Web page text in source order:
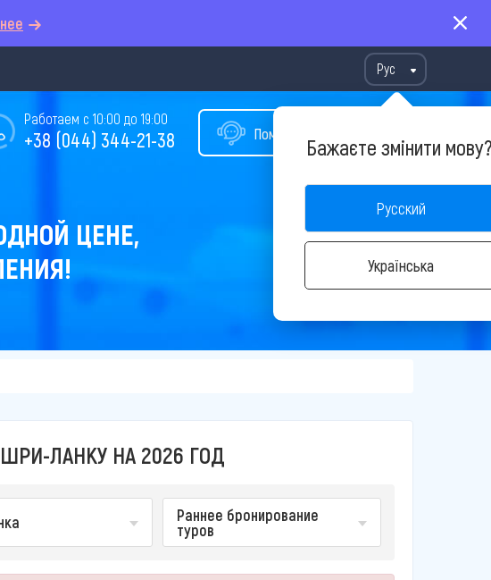
Рус
Бажаєте змінити
Русский
Українська
Помощь в подборе тура
Работаем с 10:00 до 19:00
+38 (044) 344-21-38
ЦЕНЕ,
ЛАНКУ НА 2026 ГОД
Раннее бронирование
туров